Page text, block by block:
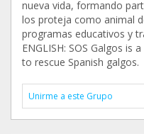
nueva vida, formando
los proteja como animal
programas educativos y
ENGLISH: SOS Galgos is
to rescue Spanish galgos.
Unirme a este Grupo